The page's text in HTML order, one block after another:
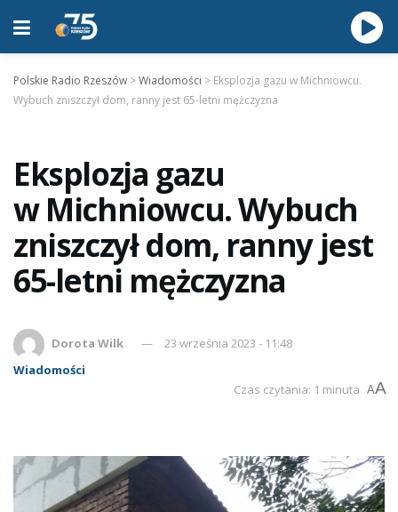
Polskie Radio Rzeszów >Wiadomości > Eksplozja gazu w Michniowcu.
Wybuch zniszczył dom, ranny jest 65-letni mężczyzna
Eksplozja gazu
w Michniowcu. Wybuch
zniszczył dom, ranny jest
65-letni mężczyzna
Dorota Wilk
23 września 2023 - 11:48
Wiadomości
Czas czytania: 1 minuta AA